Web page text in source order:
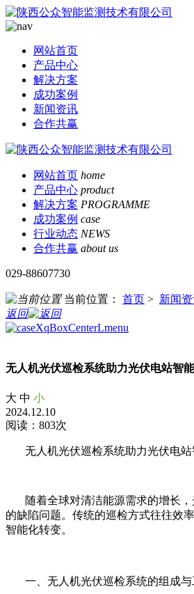
网站首页
产品中心
解决方案
成功案例
新闻资讯
合作共赢
网站首页 home
产品中心 product
解决方案 PROGRAMME
成功案例 case
行业动态 NEWS
合作共赢 about us
029-88607730
当前位置： 首页 > 新闻
返回
无人机光伏巡检系统助力光伏电站智
大 中 小
2024.12.10
阅读：803次
无人机光伏巡检系统助力光伏电站
随着全球对清洁能源需求的增长，
的缺陷问题。传统的巡检方式往往效
智能化转变。
一、无人机光伏巡检系统的组成与